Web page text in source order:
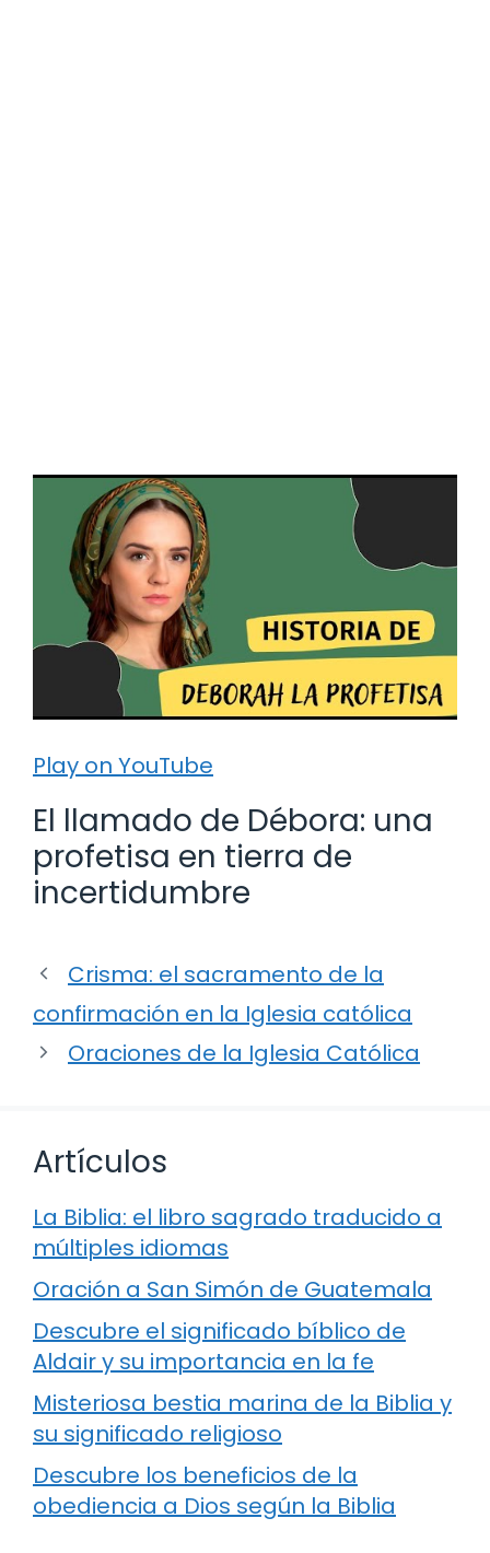
Play on YouTube
El llamado de Débora: una
profetisa en tierra de
incertidumbre
Crisma: el sacramento de la
confirmación en la Iglesia católica
Oraciones de la Iglesia Católica
Artículos
La Biblia: el libro sagrado traducido a
múltiples idiomas
Oración a San Simón de Guatemala
Descubre el significado bíblico de
Aldair y su importancia en la fe
Misteriosa bestia marina de la Biblia y
su significado religioso
Descubre los beneficios de la
obediencia a Dios según la Biblia